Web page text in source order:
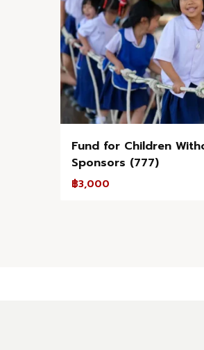
Fund for Children
Sponsors (777)
฿3,000